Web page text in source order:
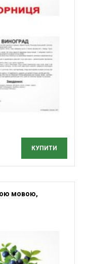
КУПИТИ
мовою,